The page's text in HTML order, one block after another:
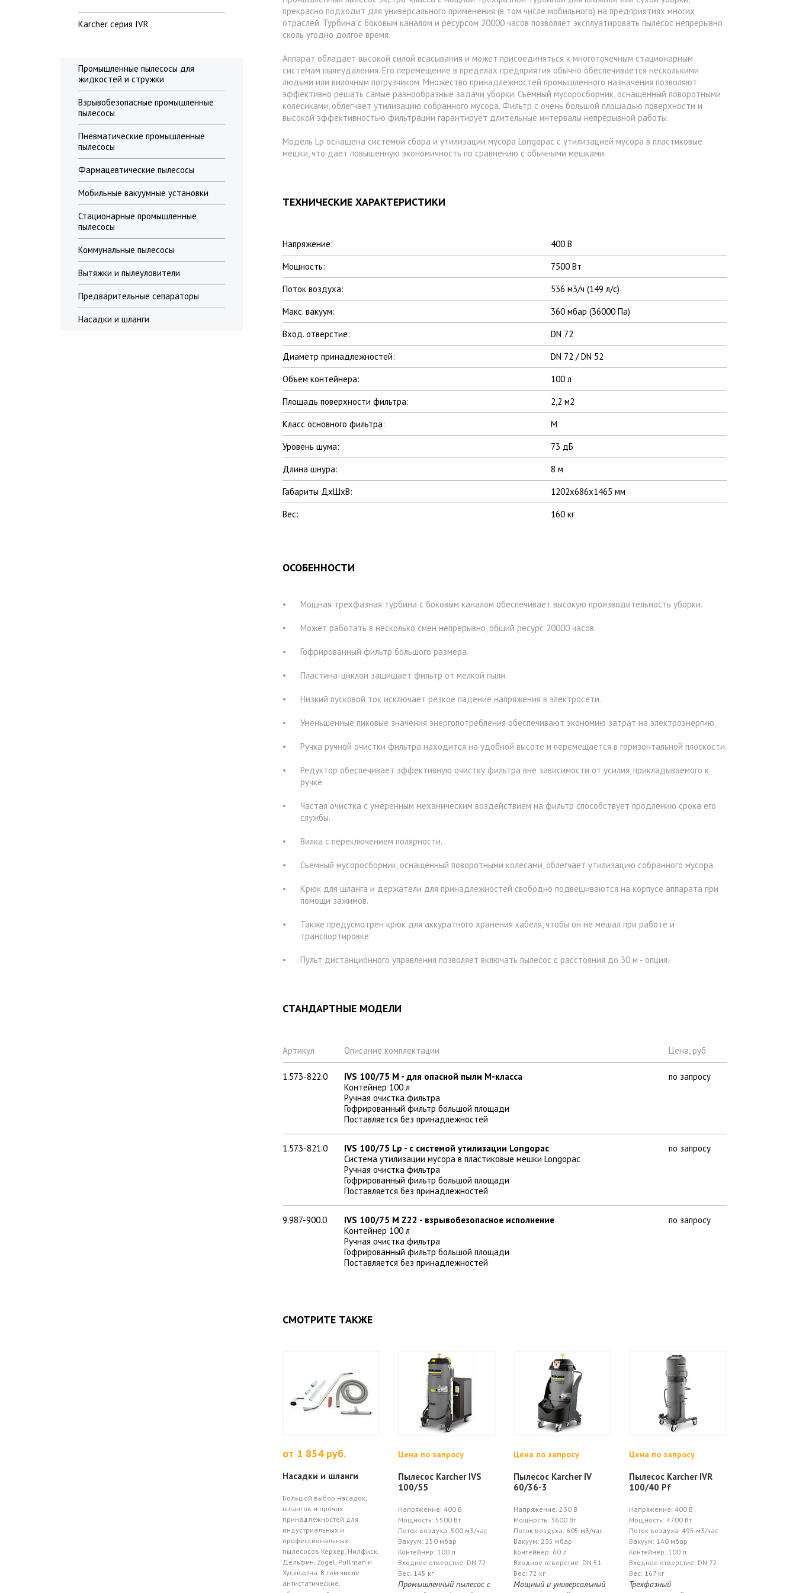
Karcher серия IVR
Промышленные пылесосы для
жидкостей и стружки
Взрывобезопасные промышленные
пылесосы
Пневматические промышленные
пылесосы
Фармацевтические пылесосы
Мобильные вакуумные установки
Стационарные промышленные
пылесосы
Коммунальные пылесосы
Вытяжки и пылеуловители
Предварительные сепараторы
Насадки и шланги
прекрасно подходит для универсального применения (в том числе мобильного) на предприятиях многих
отраслей. Турбина с боковым каналом и ресурсом 20000 часов позволяет эксплуатировать пылесос непрерывно
сколь угодно долгое время.
Аппарат обладает высокой силой всасывания и может присоединяться к многоточечным стационарным
системам пылеудаления. Его перемещение в пределах предприятия обычно обеспечивается несколькими
людьми или вилочным погрузчиком. Множество принадлежностей промышленного назначения позволяют
эффективно решать самые разнообразные задачи уборки. Съемный мусоросборник, оснащенный поворотными
колесиками, облегчает утилизацию собранного мусора. Фильтр с очень большой площадью поверхности и
высокой эффективностью фильтрации гарантирует длительные интервалы непрерывной работы.
Модель Lp оснащена системой сбора и утилизации мусора Longopac с утилизацией мусора в пластиковые
мешки, что дает повышенную экономичность по сравнению с обычными мешками.
ТЕХНИЧЕСКИЕ ХАРАКТЕРИСТИКИ
Напряжение:
400 В
Мощность:
7500 Вт
Поток воздуха:
536 м3/ч (149 л/с)
Макс. вакуум:
360 мбар (36000 Па)
Вход. отверстие:
DN 72
Диаметр принадлежностей:
DN 72 / DN 52
Объем контейнера:
100 л
Площадь поверхности фильтра:
2,2 м2
Класс основного фильтра:
M
Уровень шума:
73 дБ
Длина шнура:
8 м
Габариты ДхШхВ:
1202х686х1465 мм
Вес:
160 кг
ОСОБЕННОСТИ
Мощная трехфазная турбина с боковым каналом обеспечивает высокую производительность уборки.
Может работать в несколько смен непрерывно, общий ресурс 20000 часов.
Гофрированный фильтр большого размера.
Пластина-циклон защищает фильтр от мелкой пыли.
Низкий пусковой ток исключает резкое падение напряжения в электросети.
Уменьшенные пиковые значения энергопотребления обеспечивают экономию затрат на электроэнергию.
Ручка ручной очистки фильтра находится на удобной высоте и перемещается в горизонтальной плоскости.
Редуктор обеспечивает эффективную очистку фильтра вне зависимости от усилия, прикладываемого к
ручке.
Частая очистка с умеренным механическим воздействием на фильтр способствует продлению срока его
службы.
Вилка с переключением полярности.
Съемный мусоросборник, оснащенный поворотными колесами, облегчает утилизацию собранного мусора.
Крюк для шланга и держатели для принадлежностей свободно подвешиваются на корпусе аппарата при
помощи зажимов.
Также предусмотрен крюк для аккуратного хранения кабеля, чтобы он не мешал при работе и
транспортировке.
Пульт дистанционного управления позволяет включать пылесос с расстояния до 30 м - опция.
СТАНДАРТНЫЕ МОДЕЛИ
Артикул Описание комплектации Цена, руб
1.573-822.0
IVS 100/75 M - для опасной пыли M-класса
Контейнер 100 л
Ручная очистка фильтра
Гофрированный фильтр большой площади
Поставляется без принадлежностей
по запросу
1.573-821.0
IVS 100/75 Lp - с системой утилизации Longopac
Система утилизации мусора в пластиковые мешки Longopac
Ручная очистка фильтра
Гофрированный фильтр большой площади
Поставляется без принадлежностей
по запросу
9.987-900.0
IVS 100/75 M Z22 - взрывобезопасное исполнение
Контейнер 100 л
Ручная очистка фильтра
Гофрированный фильтр большой площади
Поставляется без принадлежностей
по запросу
СМОТРИТЕ ТАКЖЕ
от 1 854 руб.
Насадки и шланги
Большой выбор насадок,
шлангов и прочих
принадлежностей для
индустриальных и
профессиональных
пылесосов Керхер, Нилфиск,
Дельфин, Zogel, Pullman и
Хускварна. В том числе
антистатические,
Цена по запросу
Пылесос Karcher IVS
100/55
Напряжение: 400 В
Мощность: 5500 Вт
Поток воздуха: 500 м3/час
Вакуум: 250 мбар
Контейнер: 100 л
Входное отверстие: DN 72
Вес: 145 кг
Промышленный пылесос с
Цена по запросу
Пылесос Karcher IV
60/36-3
Напряжение: 230 В
Мощность: 3600 Вт
Поток воздуха: 605 м3/час
Вакуум: 235 мбар
Контейнер: 60 л
Входное отверстие: DN 51
Вес: 72 кг
Мощный и универсальный
Цена по запросу
Пылесос Karcher IVR
100/40 Pf
Напряжение: 400 В
Мощность: 4700 Вт
Поток воздуха: 495 м3/час
Вакуум: 140 мбар
Контейнер: 100 л
Входное отверстие: DN 72
Вес: 167 кг
Трехфазный